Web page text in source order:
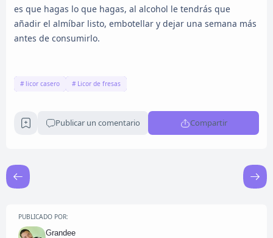
es que hagas lo que hagas, al alcohol le tendrás que
añadir el almíbar listo, embotellar y dejar una semana más
antes de consumirlo.
licor casero Licor de fresas
Publicar un comentario Compartir
PUBLICADO POR:
Grandee